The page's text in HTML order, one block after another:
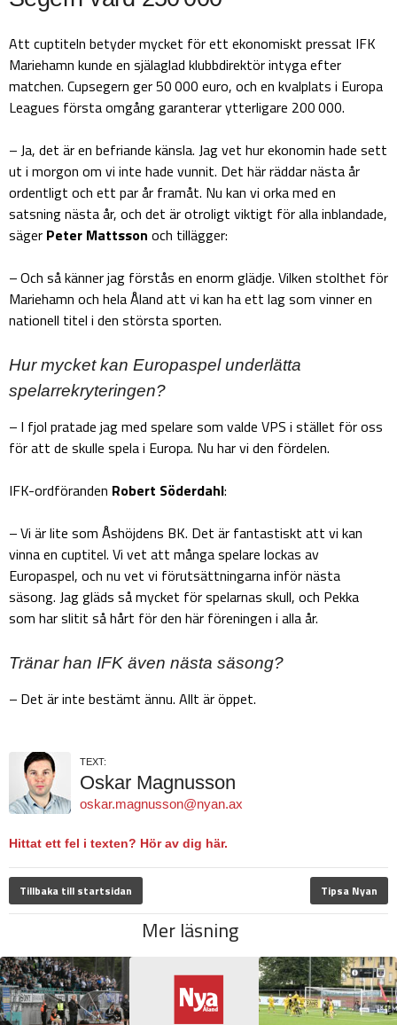
Att cuptiteln betyder mycket för ett ekonomiskt pressat IFK
Mariehamn kunde en själaglad klubbdirektör intyga efter
matchen. Cupsegern ger 50 000 euro, och en kvalplats i Europa
Leagues första omgång garanterar ytterligare 200 000.
– Ja, det är en befriande känsla. Jag vet hur ekonomin hade sett
ut i morgon om vi inte hade vunnit. Det här räddar nästa år
ordentligt och ett par år framåt. Nu kan vi orka med en
satsning nästa år, och det är otroligt viktigt för alla inblandade,
säger Peter Mattsson och tillägger:
– Och så känner jag förstås en enorm glädje. Vilken stolthet för
Mariehamn och hela Åland att vi kan ha ett lag som vinner en
nationell titel i den största sporten.
Hur mycket kan Europaspel underlätta
spelarrekryteringen?
– I fjol pratade jag med spelare som valde VPS i stället för oss
för att de skulle spela i Europa. Nu har vi den fördelen.
IFK-ordföranden Robert Söderdahl:
– Vi är lite som Åshöjdens BK. Det är fantastiskt att vi kan
vinna en cuptitel. Vi vet att många spelare lockas av
Europaspel, och nu vet vi förutsättningarna inför nästa
säsong. Jag gläds så mycket för spelarnas skull, och Pekka
som har slitit så hårt för den här föreningen i alla år.
Tränar han IFK även nästa säsong?
– Det är inte bestämt ännu. Allt är öppet.
TEXT:
Oskar Magnusson
oskar.magnusson@nyan.ax
Hittat ett fel i texten? Hör av dig här.
Tillbaka till startsidan Tipsa Nyan
Mer läsning